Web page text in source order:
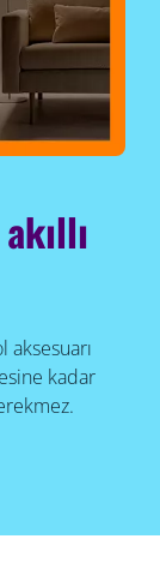
aksesuarı
kadar